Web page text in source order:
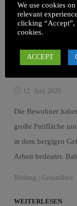
Ein Spiel-
12. Juni 2020
Die Bewohner
große Freifläche
in dem bergigen
Arbeit bedeutet.
Bildung Gesundheit
WEITERLESEN"Ein
We use cookies
relevant
clicking “Accept”,
cookies.
ACCEPT